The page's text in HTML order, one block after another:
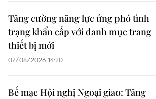
Tăng cường năng lực ứng phó tình
trạng khẩn cấp với danh mục trang
thiết bị mới
07/08/2026 14:20
Bế mạc Hội nghị Ngoại giao: Tăng